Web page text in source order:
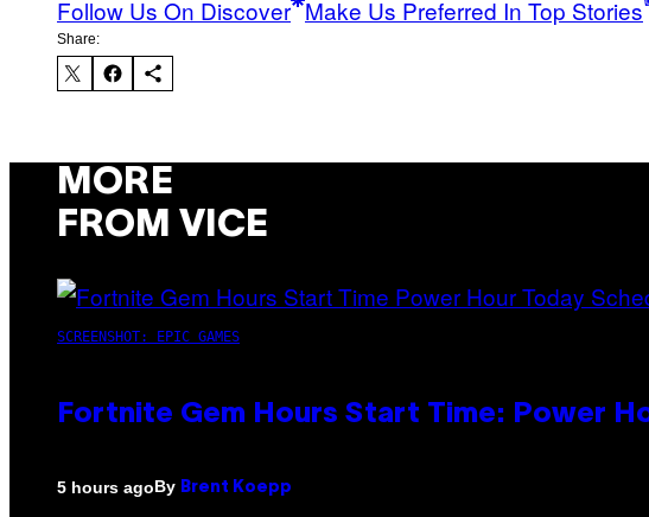
Follow Us On Discover Make Us Preferred In Top Stories
Share:
MORE
FROM VICE
SCREENSHOT: EPIC GAMES
Fortnite Gem Hours Start Time: Power
5 hours agoBy Brent Koepp